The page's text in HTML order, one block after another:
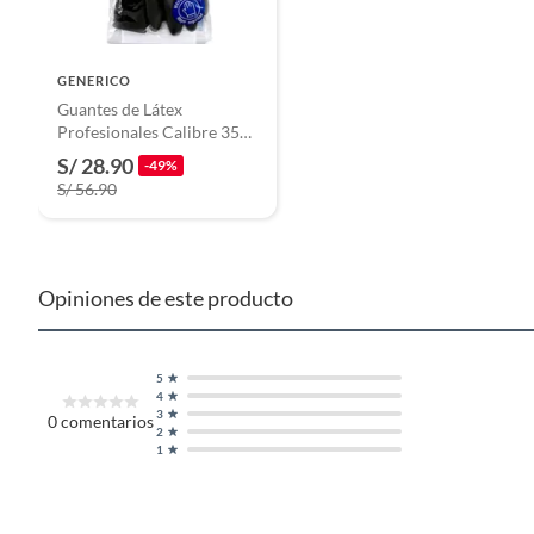
GENERICO
Guantes de Látex
Profesionales Calibre 35
Talla M Guante Industrial
de Mayor Espesor
S/ 28.90 -49%
S/ 56.90
Opiniones de este producto
0comentarios
1
2
3
4
5